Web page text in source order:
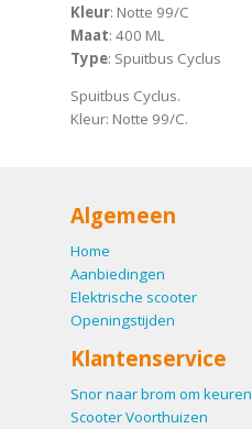
Kleur: Notte 99/C
Maat: 400 ML
Type: Spuitbus Cyclus
Spuitbus Cyclus.
Kleur: Notte 99/C.
Algemeen
Home
Aanbiedingen
Elektrische scooter
Openingstijden
Klantenservice
Snor naar brom om keuren
Scooter Voorthuizen